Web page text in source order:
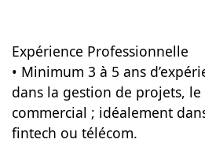
Expérience Professionnelle
• Minimum 3 à 5 ans
dans la gestion de projets,
commercial ; idéalement
fintech ou télécom.